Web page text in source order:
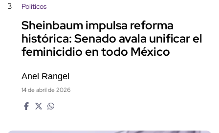
3 Políticos
Sheinbaum impulsa reforma
histórica: Senado avala unificar el
feminicidio en todo México
Anel Rangel
14 de abril de 2026